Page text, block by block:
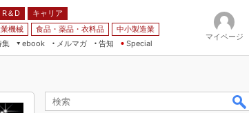
R＆D
キャリア
機械 食品・薬品・衣料品
中小製造業
集
ebook
メルマガ
告知 Special
マイページ